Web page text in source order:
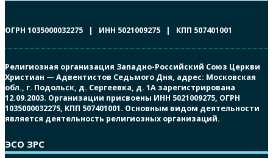
ОГРН 1035000032275 | ИНН 5021009275 | КПП 507401001
Религиозная организация Западно-Российский Союз Церкви
Христиан — Адвентистов Седьмого Дня, адрес: Московская
обл., г. Подольск, д. Сергеевка, д. 1А зарегистрирована
12.09.2003. Организации присвоены ИНН 5021009275, ОГРН
1035000032275, КПП 507401001. Основным видом деятельности
является деятельность религиозных организаций.
ЭСО ЗРС